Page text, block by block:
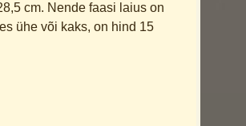
cm. Nende faasi laius on
ühe või kaks, on hind 15